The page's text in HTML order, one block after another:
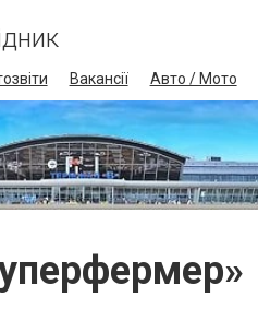
Вакансії Авто / Мото